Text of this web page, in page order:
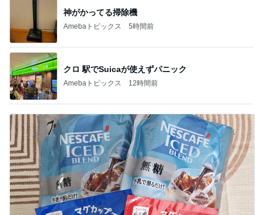
神がかってる掃除機
Amebaトピックス 5時間前
クロ 駅でSuicaが使えずパニック
Amebaトピックス 12時間前